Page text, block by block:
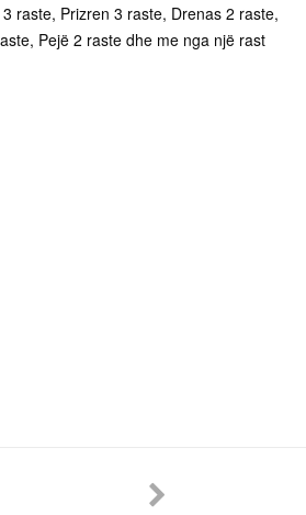
raste, Prizren 3 raste, Drenas 2 raste,
Pejë 2 raste dhe me nga një rast